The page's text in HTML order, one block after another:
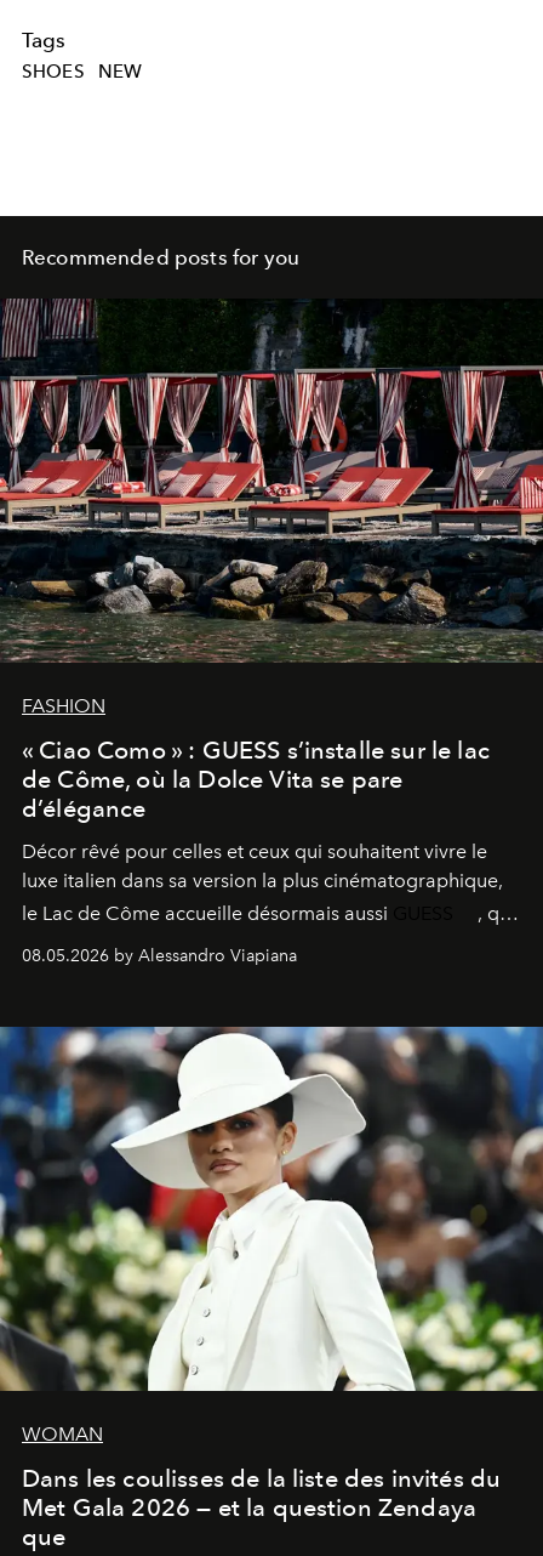
Tags
SHOES NEW
Recommended posts for you
FASHION
« Ciao Como » : GUESS s’installe sur le lac
de Côme, où la Dolce Vita se pare
d’élégance
Décor rêvé pour celles et ceux qui souhaitent vivre le
luxe italien dans sa version la plus cinématographique,
le Lac de Côme accueille désormais aussi
, qui
fragrances. L’une des opérations de style les plus
08.05.2026 by Alessandro Viapiana
WOMAN
Dans les coulisses de la liste des invités du
Met Gala 2026 — et la question Zendaya
que